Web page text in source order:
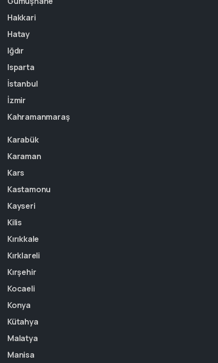
Hakkari
Hatay
Iğdır
Isparta
İstanbul
İzmir
Kahramanmaraş
Karabük
Karaman
Kars
Kastamonu
Kayseri
Kilis
Kırıkkale
Kırklareli
Kırşehir
Kocaeli
Konya
Kütahya
Malatya
Manisa